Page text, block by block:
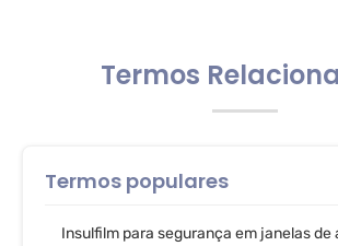
Termos
Termos populares
Insulfilm para segurança em janelas